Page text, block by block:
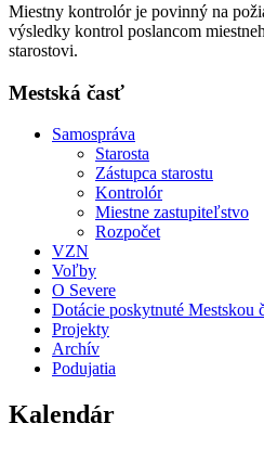
Miestny kontrolór je povinný na
výsledky kontrol poslancom
starostovi.
Mestská časť
Samospráva
Starosta
Zástupca starostu
Kontrolór
Miestne zastupiteľstvo
Rozpočet
VZN
Voľby
O Severe
Dotácie poskytnuté Mestskou
Projekty
Archív
Podujatia
Kalendár